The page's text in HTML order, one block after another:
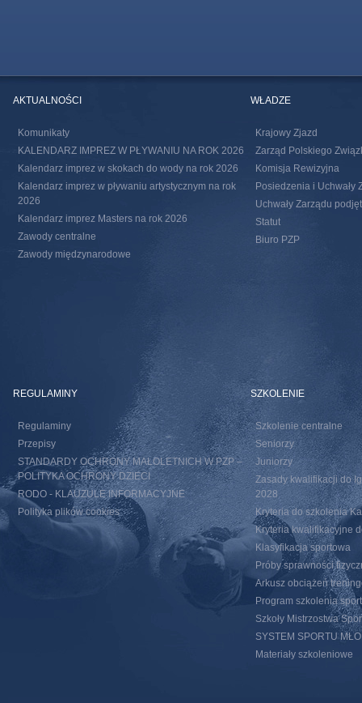
AKTUALNOŚCI
Komunikaty
KALENDARZ IMPREZ W PŁYWANIU NA ROK 2026
Kalendarz imprez w skokach do wody na rok 2026
Kalendarz imprez w pływaniu artystycznym na rok
2026
Kalendarz imprez Masters na rok 2026
Zawody centralne
Zawody międzynarodowe
WŁADZE
Krajowy Zjazd
Zarząd Polskiego
Komisja Rewizyjna
Posiedzenia i Uchwały
Uchwały Zarządu
Statut
Biuro PZP
REGULAMINY
Regulaminy
Przepisy
STANDARDY OCHRONY MAŁOLETNICH W PZP –
POLITYKA OCHRONY DZIECI
RODO - KLAUZULE INFORMACYJNE
Polityka plików cookies
SZKOLENIE
Szkolenie centralne
Seniorzy
Juniorzy
Zasady kwalifikacji do
2028
Kryteria do szkolenia
Kryteria kwalifikacyjne
Klasyfikacja sportowa
Próby sprawności
Arkusz obciążeń
Program szkolenia
Szkoły Mistrzostwa
SYSTEM SPORTU
Materiały szkoleniowe